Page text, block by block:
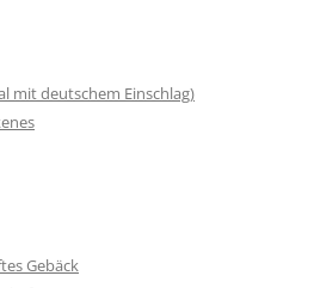
mit deutschem Einschlag)
Gebäck